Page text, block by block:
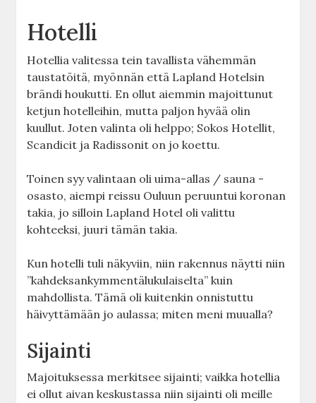
Hotelli
Hotellia valitessa tein tavallista vähemmän
taustatöitä, myönnän että Lapland Hotelsin
brändi houkutti. En ollut aiemmin majoittunut
ketjun hotelleihin, mutta paljon hyvää olin
kuullut. Joten valinta oli helppo; Sokos Hotellit,
Scandicit ja Radissonit on jo koettu.
Toinen syy valintaan oli uima-allas / sauna -
osasto, aiempi reissu Ouluun peruuntui koronan
takia, jo silloin Lapland Hotel oli valittu
kohteeksi, juuri tämän takia.
Kun hotelli tuli näkyviin, niin rakennus näytti niin
”kahdeksankymmentälukulaiselta” kuin
mahdollista. Tämä oli kuitenkin onnistuttu
häivyttämään jo aulassa; miten meni muualla?
Sijainti
Majoituksessa merkitsee sijainti; vaikka hotellia
ei ollut aivan keskustassa niin sijainti oli meille